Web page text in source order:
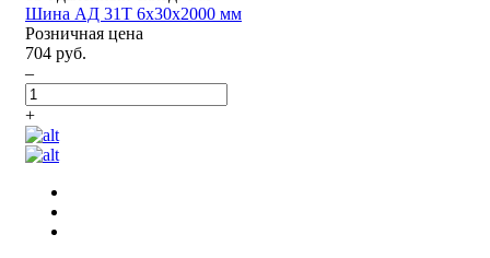
Шина АД 31Т 6х30х2000 мм
Розничная цена
704 руб.
–
+